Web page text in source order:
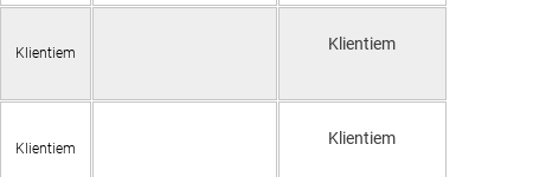
Klientiem Klientiem
Klientiem
Klientiem